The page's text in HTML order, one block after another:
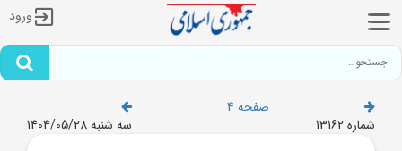
ورود
صفحه 4
شماره 13162
سه شنبه 1404/05/28